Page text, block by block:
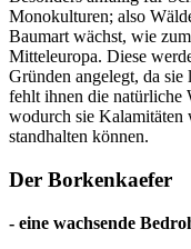
Monokulturen; also
Baumart wächst, wie
Mitteleuropa. Diese
Gründen angelegt, da
fehlt ihnen die natürliche
wodurch sie Kalamitäten
standhalten können.
Der Borkenkaefer
- eine wachsende